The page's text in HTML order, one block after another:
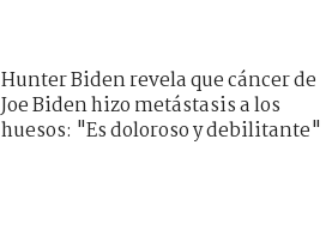
Hunter Biden revela que cáncer de
Joe Biden hizo metástasis a los
huesos: "Es doloroso y debilitante"